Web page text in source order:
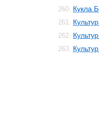
260. Кукла
261.
262.
263.